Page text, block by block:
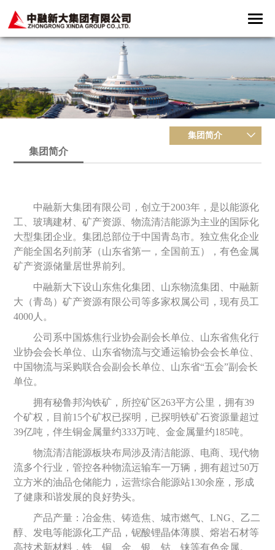
集团简介
集团简介
中融新大集团有限公司，创立于2003年，是以能源化
工、玻璃建材、矿产资源、物流清洁能源为主业的国际化
大型集团企业。集团总部位于中国青岛市。独立焦化企业
产能全国名列前茅（山东省第一，全国前五），有色金属
矿产资源储量居世界前列。
中融新大下设山东焦化集团、山东物流集团、中融新
大（青岛）矿产资源有限公司等多家权属公司，现有员工
4000人。
公司系中国炼焦行业协会副会长单位、山东省焦化行
业协会会长单位、山东省物流与交通运输协会会长单位、
中国物流与采购联合会副会长单位、山东省“五会”副会长
单位。
拥有秘鲁邦沟铁矿，所控矿区263平方公里，拥有39
个矿权，目前15个矿权已探明，已探明铁矿石资源量超过
39亿吨，伴生铜金属量约333万吨、金金属量约185吨。
物流清洁能源板块布局涉及清洁能源、电商、现代物
流多个行业，管控各种物流运输车一万辆，拥有超过50万
立方米的油品仓储能力，运营综合能源站130余座，形成
了健康和谐发展的良好势头。
产品产量：冶金焦、铸造焦、城市燃气、LNG、乙二
醇、发电等能源化工产品，铌酸锂晶体薄膜、熔岩石材等
高技术新材料，铁、铜、金、银、钴、铼等有色金属。